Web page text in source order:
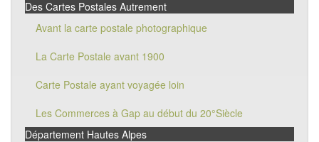
Des Cartes Postales Autrement
Avant la carte postale photographique
La Carte Postale avant 1900
Carte Postale ayant voyagée loin
Les Commerces à Gap au début du 20°Siècle
Département Hautes Alpes